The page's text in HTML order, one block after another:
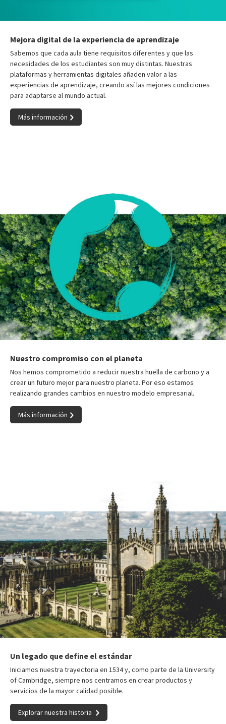
Mejora digital de la experiencia de aprendizaje
Sabemos que cada aula tiene requisitos diferentes y que las
necesidades de los estudiantes son muy distintas. Nuestras
plataformas y herramientas digitales añaden valor a las
experiencias de aprendizaje, creando así las mejores condiciones
para adaptarse al mundo actual.
Más información
Nuestro compromiso con el planeta
Nos hemos comprometido a reducir nuestra huella de carbono y a
crear un futuro mejor para nuestro planeta. Por eso estamos
realizando grandes cambios en nuestro modelo empresarial.
Más información
Un legado que define el estándar
Iniciamos nuestra trayectoria en 1534 y, como parte de la University
of Cambridge, siempre nos centramos en crear productos y
servicios de la mayor calidad posible.
Explorar nuestra historia